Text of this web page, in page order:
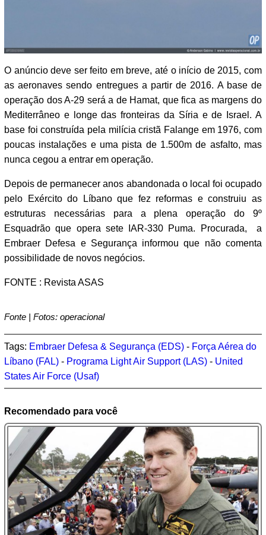
O anúncio deve ser feito em breve, até o início de 2015, com
as aeronaves sendo entregues a partir de 2016. A base de
operação dos A-29 será a de Hamat, que fica as margens do
Mediterrâneo e longe das fronteiras da Síria e de Israel. A
base foi construída pela milícia cristã Falange em 1976, com
poucas instalações e uma pista de 1.500m de asfalto, mas
nunca cegou a entrar em operação.
Depois de permanecer anos abandonada o local foi ocupado
pelo Exército do Líbano que fez reformas e construiu as
estruturas necessárias para a plena operação do 9º
Esquadrão que opera sete IAR-330 Puma. Procurada, a
Embraer Defesa e Segurança informou que não comenta
possibilidade de novos negócios.
FONTE : Revista ASAS
Fonte | Fotos: operacional
Tags: Embraer Defesa & Segurança (EDS) - Força Aérea do
Líbano (FAL) - Programa Light Air Support (LAS) - United
States Air Force (Usaf)
Recomendado para você